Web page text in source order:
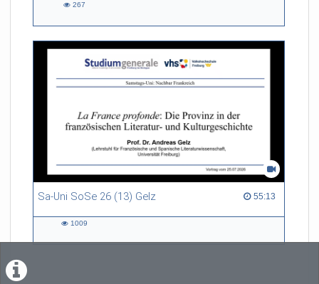
267
Sa-Uni SoSe 26 (13) Gelz 55:13
55:13 duration
1009